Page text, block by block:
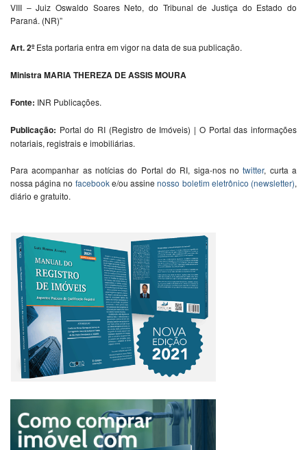
VIII – Juiz Oswaldo Soares Neto, do Tribunal de Justiça do Estado do
Paraná. (NR)”
Art. 2º Esta portaria entra em vigor na data de sua publicação.
Ministra MARIA THEREZA DE ASSIS MOURA
Fonte: INR Publicações.
Publicação: Portal do RI (Registro de Imóveis) | O Portal das informações
notariais, registrais e imobiliárias.
Para acompanhar as notícias do Portal do RI, siga-nos notwitter, curta a
nossa página no facebooke/ou assinenosso boletim eletrônico (newsletter),
diário e gratuito.